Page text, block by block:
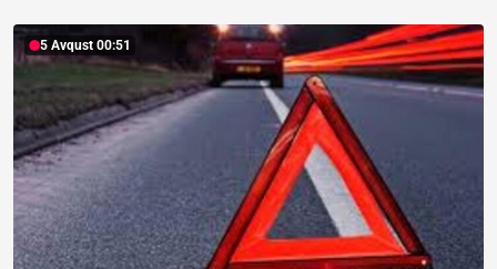
5 Avqust 00:51